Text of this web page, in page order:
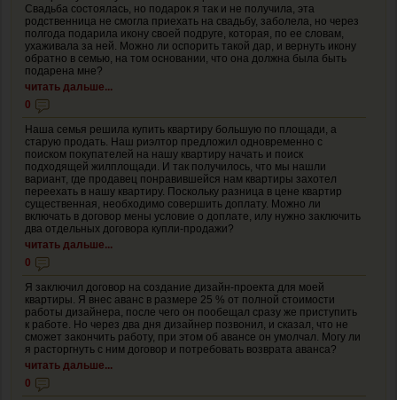
Свадьба состоялась, но подарок я так и не получила, эта
родственница не смогла приехать на свадьбу, заболела, но через
полгода подарила икону своей подруге, которая, по ее словам,
ухаживала за ней. Можно ли оспорить такой дар, и вернуть икону
обратно в семью, на том основании, что она должна была быть
подарена мне?
читать дальше...
0
Наша семья решила купить квартиру большую по площади, а
старую продать. Наш риэлтор предложил одновременно с
поиском покупателей на нашу квартиру начать и поиск
подходящей жилплощади. И так получилось, что мы нашли
вариант, где продавец понравившейся нам квартиры захотел
переехать в нашу квартиру. Поскольку разница в цене квартир
существенная, необходимо совершить доплату. Можно ли
включать в договор мены условие о доплате, илу нужно заключить
два отдельных договора купли-продажи?
читать дальше...
0
Я заключил договор на создание дизайн-проекта для моей
квартиры. Я внес аванс в размере 25 % от полной стоимости
работы дизайнера, после чего он пообещал сразу же приступить
к работе. Но через два дня дизайнер позвонил, и сказал, что не
сможет закончить работу, при этом об авансе он умолчал. Могу ли
я расторгнуть с ним договор и потребовать возврата аванса?
читать дальше...
0